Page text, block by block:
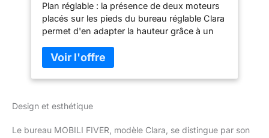
Mélaminé/Aluminium/Acier, Bureau
d'ordinateur pour Bureau
Plan réglable : la présence de deux moteurs
placés sur les pieds du bureau réglable Clara
permet d'en adapter la hauteur grâce à un
plan. Les câbles d'alimentation UK, USA et
UE sont inclus. Mémorise la position : vous
avez trouvé une position vraiment
de commande du bureau, vous pouvez
différents pour un confort optimal pendant le
Design et esthétique
Le bureau MOBILI FIVER, modèle Clara, se distingue par son